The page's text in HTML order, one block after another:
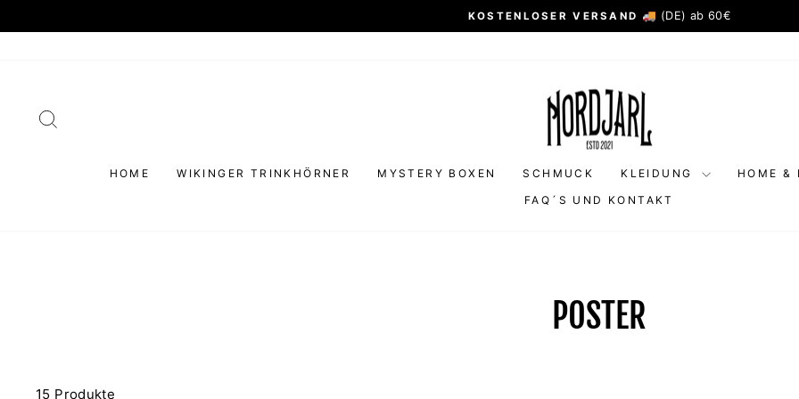
Pause
KOSTENLOSER VERSAND 🚚 (DE) ab 60€
HOME WIKINGER TRINKHÖRNER MYSTERY BOXEN SCHMUCK KLEIDUNG HOME &
FAQ´S UND KONTAKT
POSTER
15 Produkte